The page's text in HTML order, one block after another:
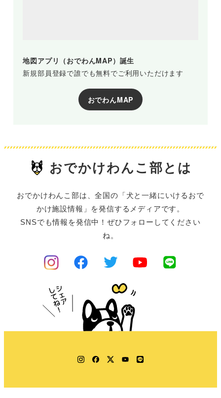
地図アプリ（おでわんMAP）誕生
新規部員登録で誰でも無料でご利用いただけます
おでわんMAP
おでかけわんこ部とは
おでかけわんこ部は、全国の「犬と一緒にいけるおで
かけ施設情報」を発信するメディアです。
SNSでも情報を発信中！ぜひフォローしてください
ね。
Instagram
Facebook
TwitterYouTube
LINE